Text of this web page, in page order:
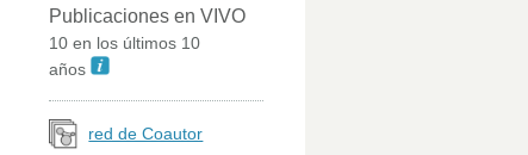
Publicaciones en VIVO
10 en los últimos 10
años
red de Coautor